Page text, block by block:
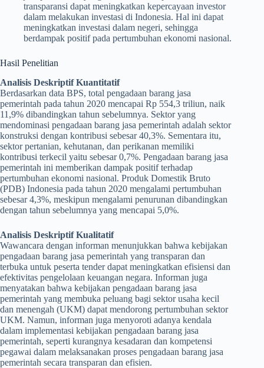
transparansi dapat meningkatkan kepercayaan investor
dalam melakukan investasi di Indonesia. Hal ini dapat
meningkatkan investasi dalam negeri, sehingga
berdampak positif pada pertumbuhan ekonomi nasional.
Hasil Penelitian
Analisis Deskriptif Kuantitatif
Berdasarkan data BPS, total pengadaan barang jasa
pemerintah pada tahun 2020 mencapai Rp 554,3 triliun, naik
11,9% dibandingkan tahun sebelumnya. Sektor yang
mendominasi pengadaan barang jasa pemerintah adalah sektor
konstruksi dengan kontribusi sebesar 40,3%. Sementara itu,
sektor pertanian, kehutanan, dan perikanan memiliki
kontribusi terkecil yaitu sebesar 0,7%. Pengadaan barang jasa
pemerintah ini memberikan dampak positif terhadap
pertumbuhan ekonomi nasional. Produk Domestik Bruto
(PDB) Indonesia pada tahun 2020 mengalami pertumbuhan
sebesar 4,3%, meskipun mengalami penurunan dibandingkan
dengan tahun sebelumnya yang mencapai 5,0%.
Analisis Deskriptif Kualitatif
Wawancara dengan informan menunjukkan bahwa kebijakan
pengadaan barang jasa pemerintah yang transparan dan
terbuka untuk peserta tender dapat meningkatkan efisiensi dan
efektivitas pengelolaan keuangan negara. Informan juga
menyatakan bahwa kebijakan pengadaan barang jasa
pemerintah yang membuka peluang bagi sektor usaha kecil
dan menengah (UKM) dapat mendorong pertumbuhan sektor
UKM. Namun, informan juga menyoroti adanya kendala
dalam implementasi kebijakan pengadaan barang jasa
pemerintah, seperti kurangnya kesadaran dan kompetensi
pegawai dalam melaksanakan proses pengadaan barang jasa
pemerintah secara transparan dan efisien.